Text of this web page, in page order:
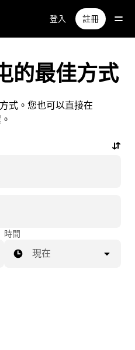
登入 註冊
的最佳方式
式。您也可以直接在
時間
現在